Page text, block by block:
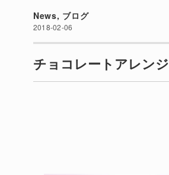
News, ブログ
2018-02-06
チョコレートアレンジ